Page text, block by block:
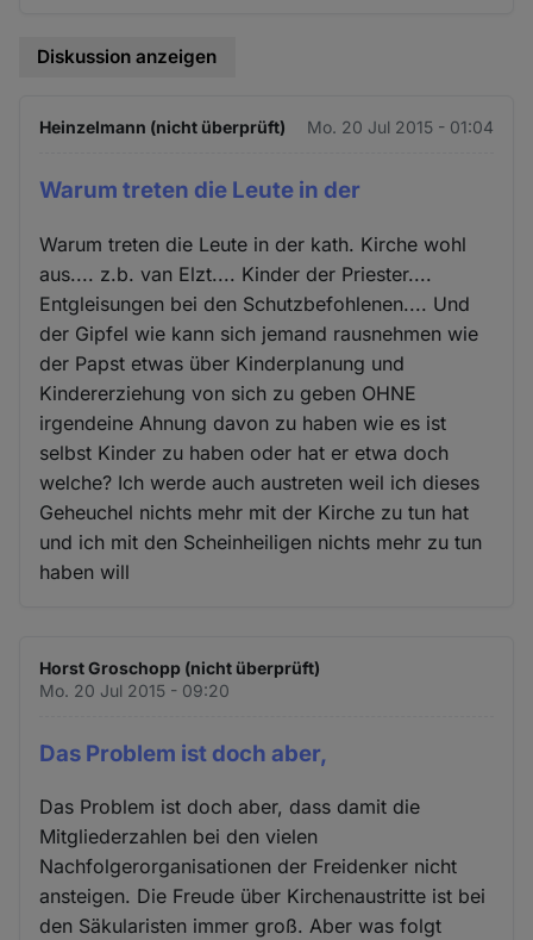
Diskussion anzeigen
Heinzelmann (nicht überprüft) Mo. 20 Jul 2015 - 01:04
Warum treten die Leute in der
Warum treten die Leute in der kath. Kirche wohl
aus.... z.b. van Elzt.... Kinder der Priester....
Entgleisungen bei den Schutzbefohlenen.... Und
der Gipfel wie kann sich jemand rausnehmen wie
der Papst etwas über Kinderplanung und
Kindererziehung von sich zu geben OHNE
irgendeine Ahnung davon zu haben wie es ist
selbst Kinder zu haben oder hat er etwa doch
welche? Ich werde auch austreten weil ich dieses
Geheuchel nichts mehr mit der Kirche zu tun hat
und ich mit den Scheinheiligen nichts mehr zu tun
haben will
Horst Groschopp (nicht überprüft)
Mo. 20 Jul 2015 - 09:20
Das Problem ist doch aber,
Das Problem ist doch aber, dass damit die
Mitgliederzahlen bei den vielen
Nachfolgerorganisationen der Freidenker nicht
ansteigen. Die Freude über Kirchenaustritte ist bei
den Säkularisten immer groß. Aber was folgt